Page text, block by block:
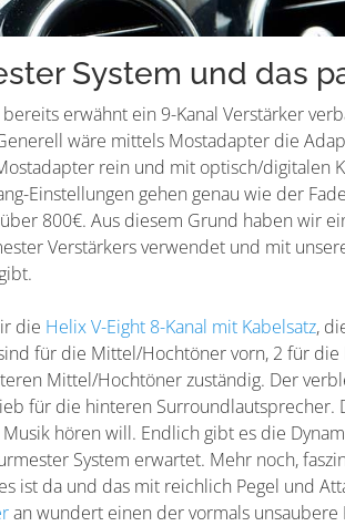
System und das
erwähnt ein 9-Kanal Verstärker
wäre mittels Mostadapter die
rein und mit optisch/digitalen
Einstellungen gehen genau wie der
800€. Aus diesem Grund haben wir
Verstärkers verwendet und mit
die Helix V-Eight 8-Kanal mit Kabelsatz,
für die Mittel/Hochtöner vorn, 2 für
Mittel/Hochtöner zuständig. Der
für die hinteren Surroundlautsprecher.
hören will. Endlich gibt es die
System erwartet. Mehr noch,
ist da und das mit reichlich Pegel und
an wundert einen der vormals unsaubere